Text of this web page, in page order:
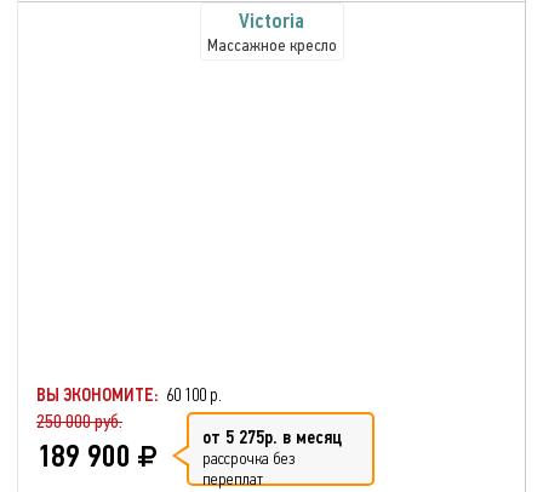
Victoria
Массажное кресло
ВЫ ЭКОНОМИТЕ: 60 100 р.
250 000 руб.
189 900 от 5 275р. в месяц
рассрочка без
переплат